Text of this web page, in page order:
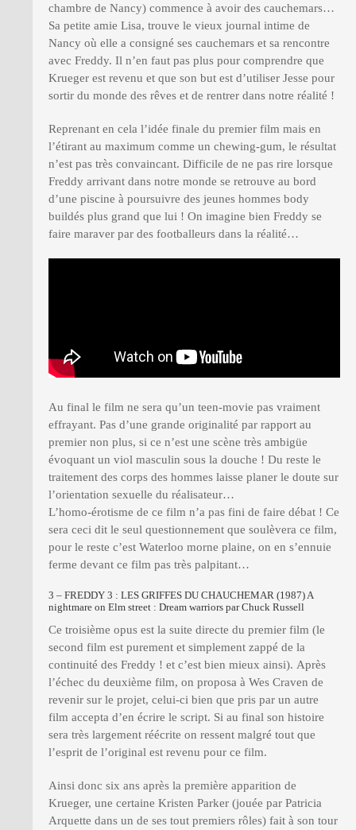
chambre de Nancy) commence à avoir des cauchemars…
Sa petite amie Lisa, trouve le vieux journal intime de
Nancy où elle a consigné ses cauchemars et sa rencontre
avec Freddy. Il n’en faut pas plus pour comprendre que
Krueger est revenu et que son but est d’utiliser Jesse pour
sortir du monde des rêves et de rentrer dans notre réalité !
Reprenant en cela l’idée finale du premier film mais en
l’étirant au maximum comme un chewing-gum, le résultat
n’est pas très convaincant. Difficile de ne pas rire lorsque
Freddy arrivant dans notre monde se retrouve au bord
d’une piscine à poursuivre des jeunes hommes body
buildés plus grand que lui ! On imagine bien Freddy se
faire maraver par des footballeurs dans la réalité…
Au final le film ne sera qu’un teen-movie pas vraiment
effrayant. Pas d’une grande originalité par rapport au
premier non plus, si ce n’est une scène très ambigüe
évoquant un viol masculin sous la douche ! Du reste le
traitement des corps des hommes laisse planer le doute sur
l’orientation sexuelle du réalisateur…
L’homo-érotisme de ce film n’a pas fini de faire débat ! Ce
sera ceci dit le seul questionnement que soulèvera ce film,
pour le reste c’est Waterloo morne plaine, on en s’ennuie
ferme devant ce film pas très palpitant…
3 – FREDDY 3 : LES GRIFFES DU CHAUCHEMAR (1987) A
nightmare on Elm street : Dream warriors par Chuck Russell
Ce troisième opus est la suite directe du premier film (le
second film est purement et simplement zappé de la
continuité des Freddy ! et c’est bien mieux ainsi). Après
l’échec du deuxième film, on proposa à Wes Craven de
revenir sur le projet, celui-ci bien que pris par un autre
film accepta d’en écrire le script. Si au final son histoire
sera très largement réécrite on ressent malgré tout que
l’esprit de l’original est revenu pour ce film.
Ainsi donc six ans après la première apparition de
Krueger, une certaine Kristen Parker (jouée par Patricia
Arquette dans un de ses tout premiers rôles) fait à son tour